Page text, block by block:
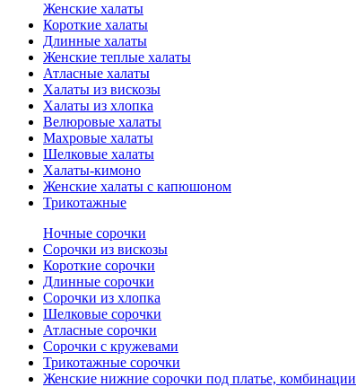
Женские халаты
Короткие халаты
Длинные халаты
Женские теплые халаты
Атласные халаты
Халаты из вискозы
Халаты из хлопка
Велюровые халаты
Махровые халаты
Шелковые халаты
Халаты-кимоно
Женские халаты с капюшоном
Трикотажные
Ночные сорочки
Сорочки из вискозы
Короткие сорочки
Длинные сорочки
Сорочки из хлопка
Шелковые сорочки
Атласные сорочки
Сорочки с кружевами
Трикотажные сорочки
Женские нижние сорочки под платье, комбинации